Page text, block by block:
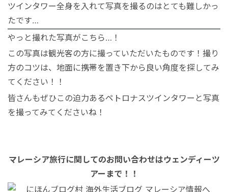
ツインタワー全身を入れて写真を撮るのはとても難しかっ
たです…
やっと撮れた写真がこちら… ！
この写真は観光客の方に撮っていただいたものです！ 撮り
方のコツは、地面に携帯を置き下から良い角度を探してみ
てください！！
皆さんもぜひこの迫力あるペトロナスツインタワーと写真
を撮ってみてくださいね！
マレーシア旅行に関してのお問い合わせはウェンディーツ
アーまで！！